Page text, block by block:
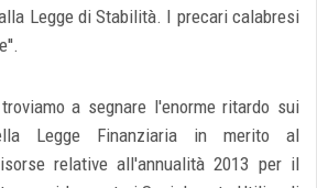
Legge di Stabilità. I precari calabresi
a segnare l'enorme ritardo sui
Legge Finanziaria in merito al
relative all'annualità 2013 per il